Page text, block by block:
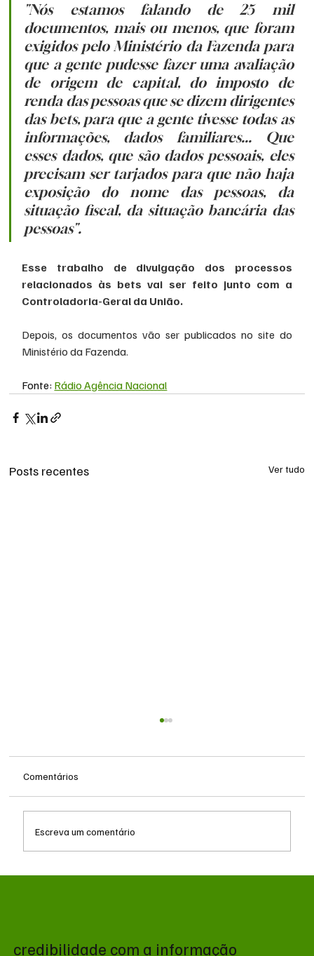
"Nós estamos falando de 25 mil
documentos, mais ou menos, que foram
exigidos pelo Ministério da Fazenda para
que a gente pudesse fazer uma avaliação
de origem de capital, do imposto de
renda das pessoas que se dizem dirigentes
das bets, para que a gente tivesse todas as
informações, dados familiares... Que
esses dados, que são dados pessoais, eles
precisam ser tarjados para que não haja
exposição do nome das pessoas, da
situação fiscal, da situação bancária das
pessoas".
Esse trabalho de divulgação dos processos
relacionados às bets vai ser feito junto com a
Controladoria-Geral da União.
Depois, os documentos vão ser publicados no site do
Ministério da Fazenda.
Fonte: Rádio Agência Nacional
Posts recentes Ver tudo
Comentários
Escreva um comentário
credibilidade com a informação